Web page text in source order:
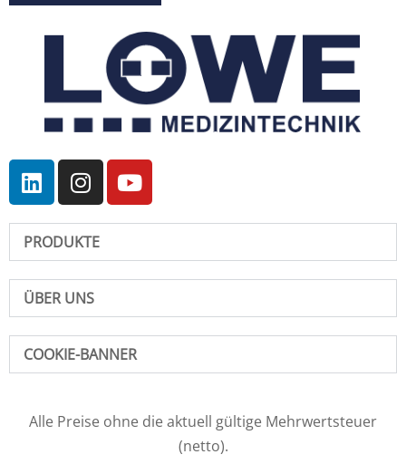
PRODUKTE
ÜBER UNS
COOKIE-BANNER
Alle Preise ohne die aktuell gültige Mehrwertsteuer
(netto).